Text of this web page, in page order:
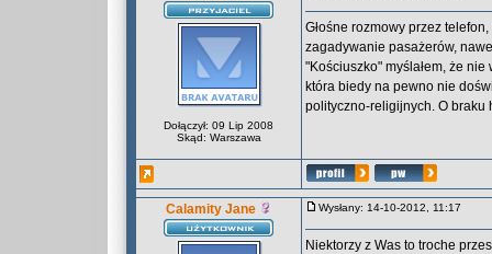
Dołączył: 09 Lip 2008
Skąd: Warszawa
Głośne rozmowy przez
zagadywanie pasażerów,
"Kościuszko" myślałem, że
która biedy na pewno nie
polityczno-religijnych. O braku
Calamity Jane Wysłany: 14-10-2012, 11:17
Niektorzy z Was to troche